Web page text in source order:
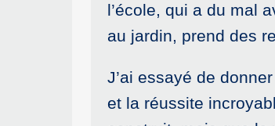
l’école, qui a du mal
au jardin, prend des
J’ai essayé de
et la réussite